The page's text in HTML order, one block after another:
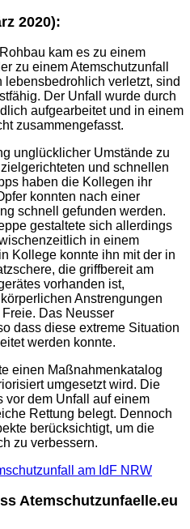
2020):
kam es zu einem
zu einem Atemschutzunfall
verletzt, sind
Der Unfall wurde durch
aufgearbeitet und in einem
zusammengefasst.
unglücklicher Umstände zu
und schnellen
haben die Kollegen ihr
konnten nach einer
schnell gefunden werden.
gestaltete sich allerdings
in einem
Kollege konnte ihn mit der in
die griffbereit am
vorhanden ist,
Anstrengungen
Das Neusser
dass diese extreme Situation
werden konnte.
einen Maßnahmenkatalog
umgesetzt wird. Die
vor dem Unfall auf einem
Rettung belegt. Dennoch
berücksichtigt, um die
zu verbessern.
am IdF NRW
Atemschutzunfaelle.eu